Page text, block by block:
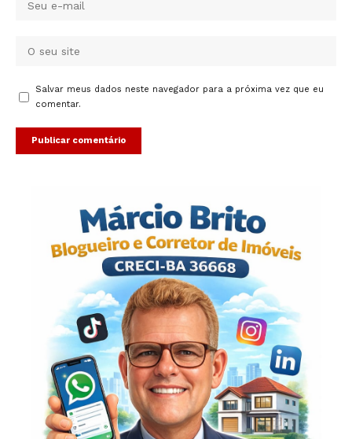
Salvar meus dados neste navegador para a próxima vez que eu
comentar.